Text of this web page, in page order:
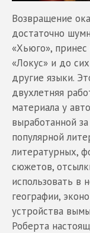
Возвращение
достаточно
«Хьюго»,
«Локус» и до
другие языки.
двухлетняя
материала у
выработанной
популярной
литературных,
сюжетов,
использовать в
географии,
устройства
Роберта